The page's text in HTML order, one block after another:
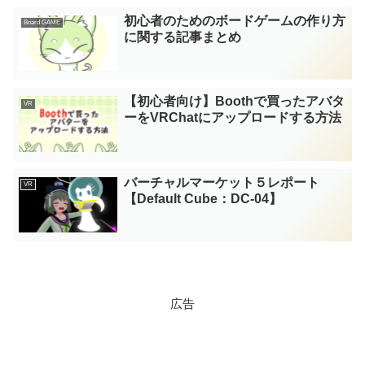
Board GAME
初心者のためのボードゲームの作り方
に関する記事まとめ
VR
【初心者向け】Boothで買ったアバタ
ーをVRChatにアップロードする方法
VR
バーチャルマーケット５レポート
【Default Cube：DC-04】
広告